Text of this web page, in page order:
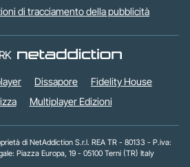
di tracciamento della pubblicità
Dissapore
Fidelity House
Multiplayer Edizioni
di NetAddiction S.r.l. REA TR - 80133 - P.iva:
Piazza Europa, 19 - 05100 Terni (TR) Italy